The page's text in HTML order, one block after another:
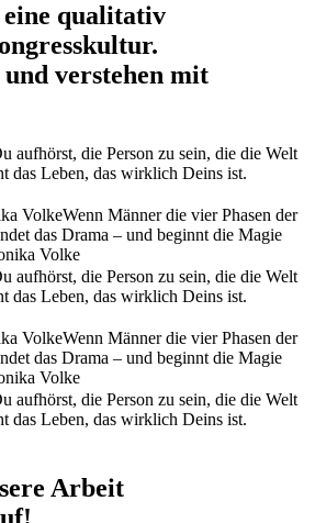
qualitativ
verstehen mit
aufhörst, die Person zu sein, die die Welt
das Leben, das wirklich Deins ist.
VolkeWenn Männer die vier Phasen der
das Drama – und beginnt die Magie
aufhörst, die Person zu sein, die die Welt
das Leben, das wirklich Deins ist.
VolkeWenn Männer die vier Phasen der
das Drama – und beginnt die Magie
aufhörst, die Person zu sein, die die Welt
das Leben, das wirklich Deins ist.
Arbeit